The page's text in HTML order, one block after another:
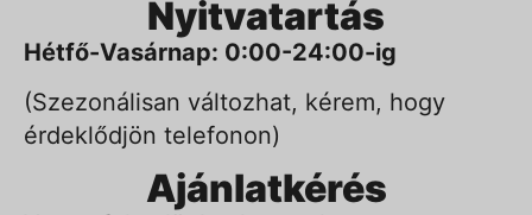
Nyitvatartás
Hétfő-Vasárnap: 0:00-24:00-ig
(Szezonálisan változhat, kérem, hogy
érdeklődjön telefonon)
Ajánlatkérés